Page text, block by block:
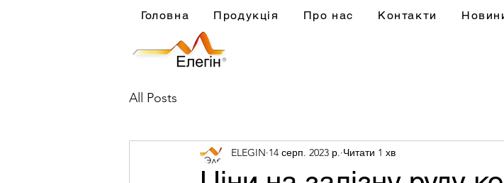
Головна Продукція Про нас Контакти
All Posts
ELEGIN 14 серп. 2023 р. Читати 1 хв